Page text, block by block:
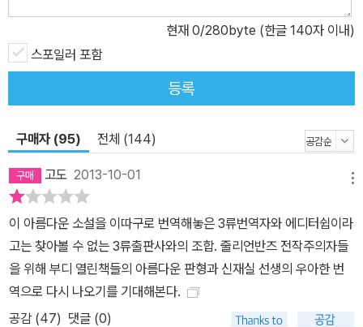
이번에는 이언 매큐언의 『암스테르담』 때문에 고배를 마셨다. 『아서
와 조지』로 세 번째 후보에 오른 2005년에는 존 밴빌의 『그래서 신
들은 바다로 갔다』와 경합하였으나, 이때도 실패로 돌아갔다. 가디언
지의 클레어 아미스테드는 ‘내가 보기에 (반스가 세번째 부커상 후보
에 올랐던) 그날의 시상식장에서 줄리언 반스만큼 긴장한 사람은 없
피 한, 영국을 대표하는 소설가이면서도 정작 영문학을 대표하는 상
에서만은 무관의 제왕이었던 작가 자신도 그간 쓰디쓴 심경을 숨기지
않았다. 그는 수상하기 전, 부커상을 ‘호화로운 빙고게임’이라 비꼬기
도 했다. 그리고 드디어 네 번째 후보에 올라 수상하던 날, 그는 다음
과 같이 소감을 밝혔다. “그렇다, 후보에 오르는 것이 네 번째였기 때
문에 사실 한시름 놓았다. 무덤에 들어간 뒤에 베릴 상을 받고 싶지는
않았으니까.” 또한 그는 수상 연설에서 자신과 비슷하게 노벨문학상
에서 번번이 고배를 마셨던 위대한 소설가 호르헤 루이스 보르헤스의
현재 0/280byte (한글 140자 이내)
스포일러 포함
등록
구매자 (95) 전체 (144)
고도 2013-10-01
이 아름다운 소설을 이따구로 번역해놓은 3류번역자와 에디터쉽이라
고는 찾아볼 수 없는 3류출판사와의 조합. 줄리언반즈 전작주의자들
을 위해 부디 열린책들의 아름다운 판형과 신재실 선생의 우아한 번
역으로 다시 나오기를 기대해본다.
공감 (47) 댓글 (0)